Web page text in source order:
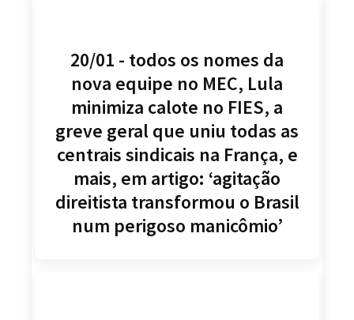
20/01 - todos os nomes da
nova equipe no MEC, Lula
minimiza calote no FIES, a
greve geral que uniu todas as
centrais sindicais na França, e
mais, em artigo: ‘agitação
direitista transformou o Brasil
num perigoso manicômio’